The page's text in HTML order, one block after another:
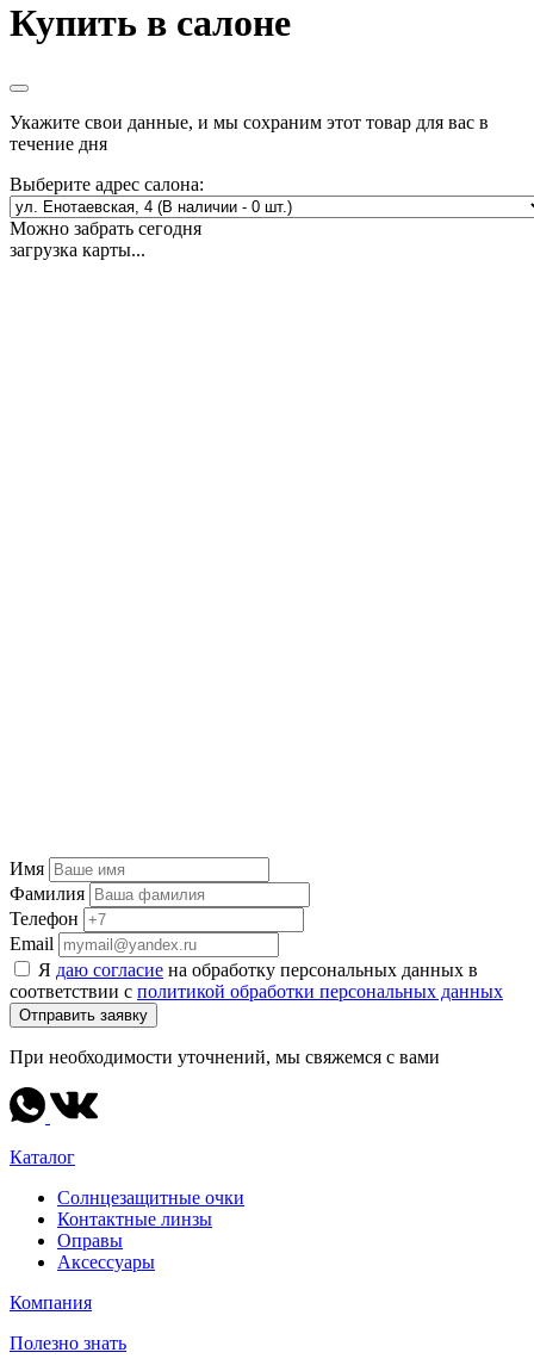
Купить в салоне
Укажите свои данные, и мы сохраним этот товар для вас в
течение дня
Выберите адрес салона:
Можно забрать сегодня
загрузка карты...
Имя
Фамилия
Телефон
Email
Я даю согласие на обработку персональных данных в
соответствии с политикой обработки персональных данных
Отправить заявку
При необходимости уточнений, мы свяжемся с вами
Каталог
Солнцезащитные очки
Контактные линзы
Оправы
Аксессуары
Компания
Полезно знать